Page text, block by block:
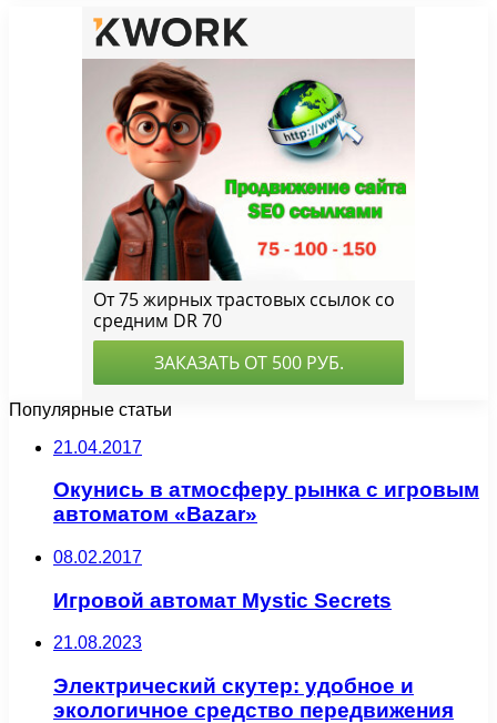
Популярные статьи
21.04.2017
Окунись в атмосферу рынка с игровым
автоматом «Bazar»
08.02.2017
Игровой автомат Mystic Secrets
21.08.2023
Электрический скутер: удобное и
экологичное средство передвижения